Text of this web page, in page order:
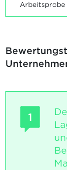
Arbeitsprobe
1